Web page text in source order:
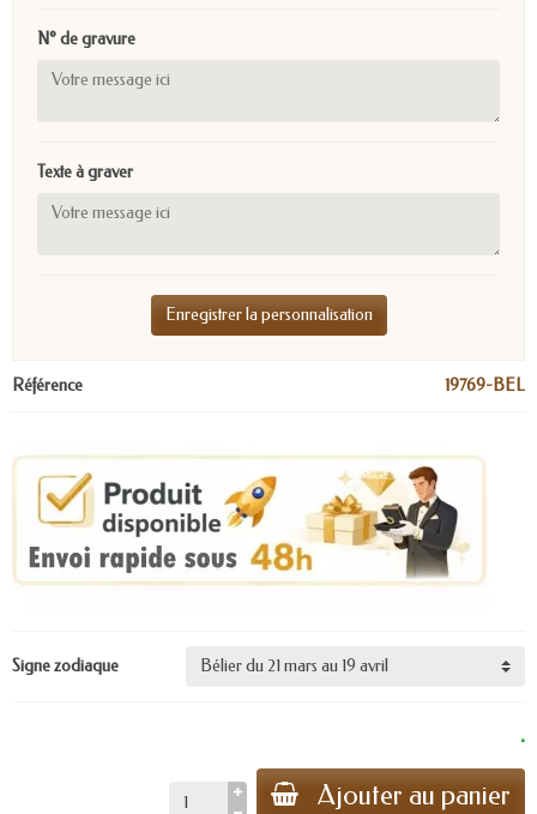
N° de gravure
Texte à graver
Enregistrer la personnalisation
Référence 19769-BEL
Signe zodiaque
.
Ajouter au panier